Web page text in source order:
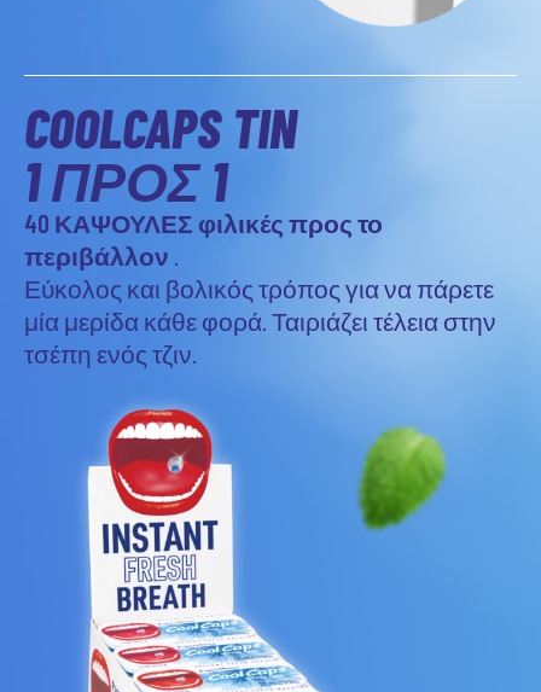
COOLCAPS TIN
1 ΠΡΟΣ 1
40 ΚΑΨΟΥΛΕΣ φιλικές προς το
περιβάλλον
Εύκολος και βολικός τρόπος για να πάρετε
μία μερίδα κάθε φορά. Ταιριάζει τέλεια στην
τσέπη ενός τζιν.